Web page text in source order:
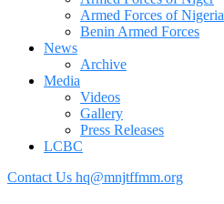
Armed Forces of Nigeria
Benin Armed Forces
News
Archive
Media
Videos
Gallery
Press Releases
LCBC
Contact Us hq@mnjtffmm.org